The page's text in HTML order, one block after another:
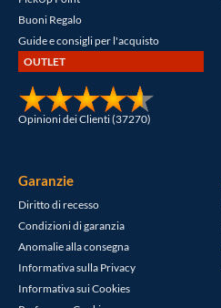
Buoni Regalo
Guide e consigli per l'acquisto
OUTLET
Opinioni dei Clienti (37270)
Garanzie
Diritto di recesso
Condizioni di garanzia
Anomalie alla consegna
Informativa sulla Privacy
Informativa sui Cookies